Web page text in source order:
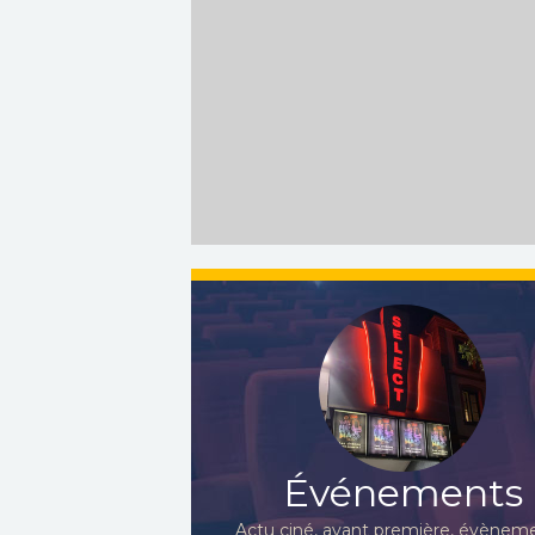
Événements
Actu ciné, avant première,